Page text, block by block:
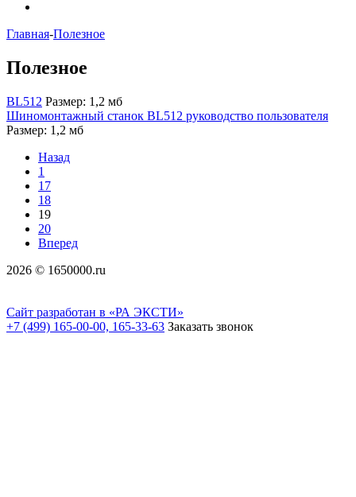
Главная-Полезное
Полезное
BL512 Размер: 1,2 мб
Шиномонтажный станок BL512 руководство пользователя
Размер: 1,2 мб
Назад
1
17
18
19
20
Вперед
2026 © 1650000.ru
Сайт разработан в «РА ЭКСТИ»
+7 (499) 165-00-00, 165-33-63 Заказать звонок